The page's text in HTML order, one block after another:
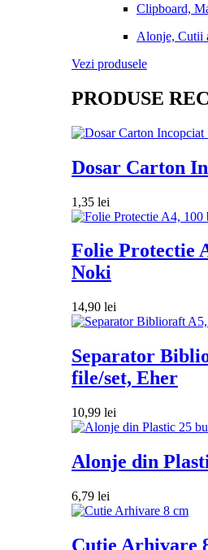
Clipboard,
Alonje, Cutii
Vezi produsele
PRODUSE
Dosar Carton
1,35 lei
Folie Protectie
Noki
14,90 lei
Separator
file/set, Eher
10,99 lei
Alonje din
6,79 lei
Cutie Arhivare